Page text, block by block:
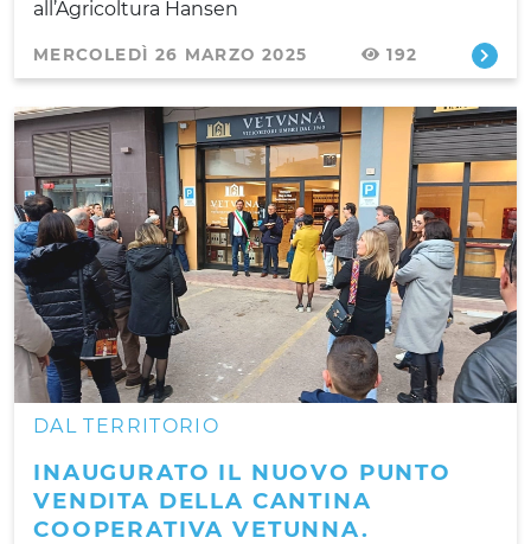
all’Agricoltura Hansen
MERCOLEDÌ 26 MARZO 2025 192
DAL TERRITORIO
INAUGURATO IL NUOVO PUNTO
VENDITA DELLA CANTINA
COOPERATIVA VETUNNA.